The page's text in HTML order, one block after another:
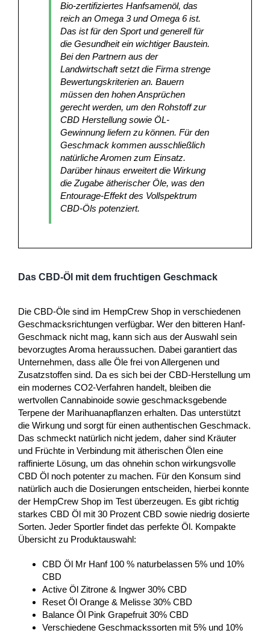
Bio-zertifiziertes Hanfsamenöl, das
reich an Omega 3 und Omega 6 ist.
Das ist für den Sport und generell für
die Gesundheit ein wichtiger Baustein.
Bei den Partnern aus der
Landwirtschaft setzt die Firma strenge
Bewertungskriterien an. Bauern
müssen den hohen Ansprüchen
gerecht werden, um den Rohstoff zur
CBD Herstellung sowie ÖL-
Gewinnung liefern zu können. Für den
Geschmack kommen ausschließlich
natürliche Aromen zum Einsatz.
Darüber hinaus erweitert die Wirkung
die Zugabe ätherischer Öle, was den
Entourage-Effekt des Vollspektrum
CBD-Öls potenziert.
Das CBD-Öl mit dem fruchtigen Geschmack
Die CBD-Öle sind im HempCrew Shop in verschiedenen
Geschmacksrichtungen verfügbar. Wer den bitteren Hanf-
Geschmack nicht mag, kann sich aus der Auswahl sein
bevorzugtes Aroma heraussuchen. Dabei garantiert das
Unternehmen, dass alle Öle frei von Allergenen und
Zusatzstoffen sind. Da es sich bei der CBD-Herstellung um
ein modernes CO2-Verfahren handelt, bleiben die
wertvollen Cannabinoide sowie geschmacksgebende
Terpene der Marihuanapflanzen erhalten. Das unterstützt
die Wirkung und sorgt für einen authentischen Geschmack.
Das schmeckt natürlich nicht jedem, daher sind Kräuter
und Früchte in Verbindung mit ätherischen Ölen eine
raffinierte Lösung, um das ohnehin schon wirkungsvolle
CBD Öl noch potenter zu machen. Für den Konsum sind
natürlich auch die Dosierungen entscheiden, hierbei konnte
der HempCrew Shop im Test überzeugen. Es gibt richtig
starkes CBD Öl mit 30 Prozent CBD sowie niedrig dosierte
Sorten. Jeder Sportler findet das perfekte Öl. Kompakte
Übersicht zu Produktauswahl:
CBD Öl Mr Hanf 100 % naturbelassen 5% und 10%
CBD
Active Öl Zitrone & Ingwer 30% CBD
Reset Öl Orange & Melisse 30% CBD
Balance Öl Pink Grapefruit 30% CBD
Verschiedene Geschmackssorten mit 5% und 10%